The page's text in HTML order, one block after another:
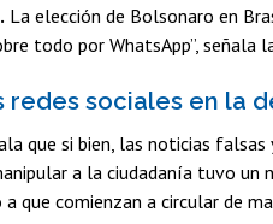
La elección de Bolsonaro en
todo por WhatsApp”, señala
redes sociales en la
que si bien, las noticias falsas
a la ciudadanía tuvo un
que comienzan a circular de